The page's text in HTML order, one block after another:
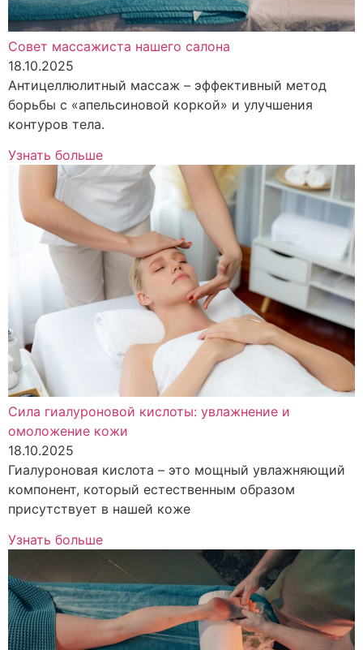
Совет массажиста нашего салона
18.10.2025
Антицеллюлитный массаж – эффективный метод
борьбы с «апельсиновой коркой» и улучшения
контуров тела.
Узнать больше
Сила гиалуроновой кислоты: увлажнение и
омоложение кожи
18.10.2025
Гиалуроновая кислота – это мощный увлажняющий
компонент, который естественным образом
присутствует в нашей коже
Узнать больше